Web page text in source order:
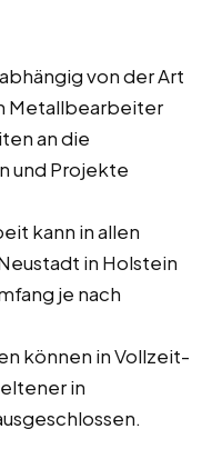
von der Art
Metallbearbeiter
an die
und Projekte
kann in allen
in Holstein
je nach
können in Vollzeit-
in